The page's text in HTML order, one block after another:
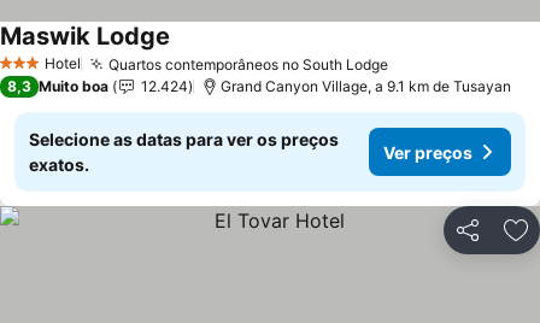
3 EstrelasHotel Quartos contemporâneos no South LodgeVer preços
Maswik Lodge
8,3 Muito boa 12.424 Grand Canyon Village, a 9.1 km de Tusayan
Selecione as datas para ver os preços
exatos.
Ver preços
Partilhar